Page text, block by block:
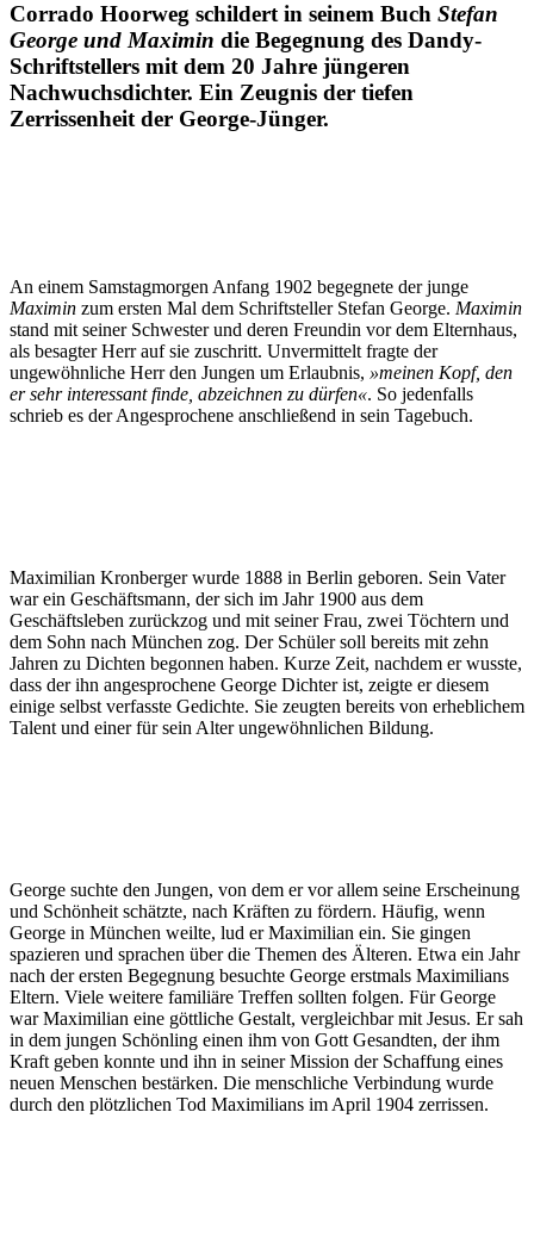
Corrado Hoorweg schildert in seinem Buch Stefan
George und Maximin die Begegnung des Dandy-
Schriftstellers mit dem 20 Jahre jüngeren
Nachwuchsdichter. Ein Zeugnis der tiefen
Zerrissenheit der George-Jünger.
An einem Samstagmorgen Anfang 1902 begegnete der junge
Maximin zum ersten Mal dem Schriftsteller Stefan George. Maximin
stand mit seiner Schwester und deren Freundin vor dem Elternhaus,
als besagter Herr auf sie zuschritt. Unvermittelt fragte der
ungewöhnliche Herr den Jungen um Erlaubnis, »meinen Kopf, den
er sehr interessant finde, abzeichnen zu dürfen«. So jedenfalls
schrieb es der Angesprochene anschließend in sein Tagebuch.
Maximilian Kronberger wurde 1888 in Berlin geboren. Sein Vater
war ein Geschäftsmann, der sich im Jahr 1900 aus dem
Geschäftsleben zurückzog und mit seiner Frau, zwei Töchtern und
dem Sohn nach München zog. Der Schüler soll bereits mit zehn
Jahren zu Dichten begonnen haben. Kurze Zeit, nachdem er wusste,
dass der ihn angesprochene George Dichter ist, zeigte er diesem
einige selbst verfasste Gedichte. Sie zeugten bereits von erheblichem
Talent und einer für sein Alter ungewöhnlichen Bildung.
George suchte den Jungen, von dem er vor allem seine Erscheinung
und Schönheit schätzte, nach Kräften zu fördern. Häufig, wenn
George in München weilte, lud er Maximilian ein. Sie gingen
spazieren und sprachen über die Themen des Älteren. Etwa ein Jahr
nach der ersten Begegnung besuchte George erstmals Maximilians
Eltern. Viele weitere familiäre Treffen sollten folgen. Für George
war Maximilian eine göttliche Gestalt, vergleichbar mit Jesus. Er sah
in dem jungen Schönling einen ihm von Gott Gesandten, der ihm
Kraft geben konnte und ihn in seiner Mission der Schaffung eines
neuen Menschen bestärken. Die menschliche Verbindung wurde
durch den plötzlichen Tod Maximilians im April 1904 zerrissen.